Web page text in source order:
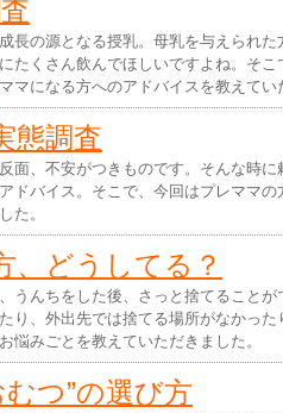
長の源となる授乳。母乳を与えられ
たくさん飲んでほしいですよね。そ
マになる方へのアドバイスを教えてい
態調査
面、不安がつきものです。そんな時
ドバイス。そこで、今回はプレママ
た。
、どうしてる？
うんちをした後、さっと捨てること
り、外出先では捨てる場所がなかっ
悩みごとを教えていただきました。
つ”の選び方